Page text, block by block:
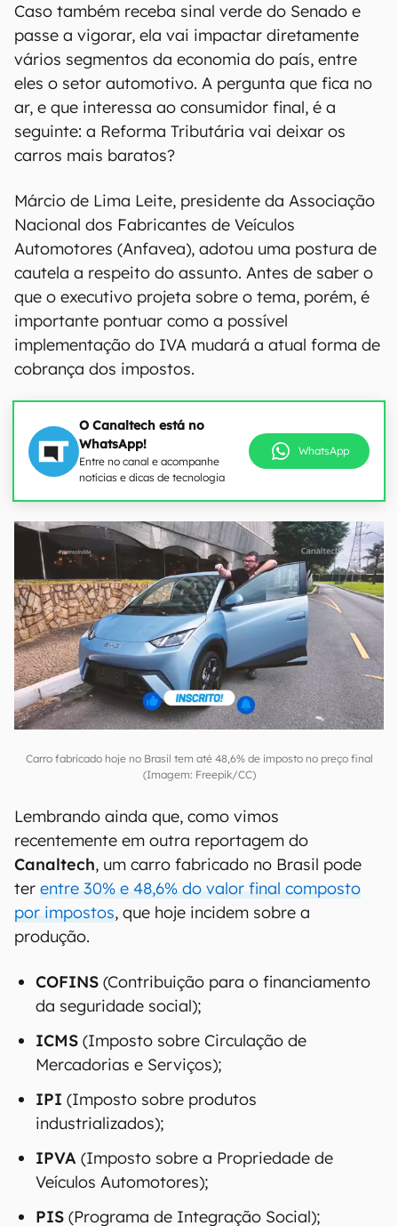
Caso também receba sinal verde do Senado e
passe a vigorar, ela vai impactar diretamente
vários segmentos da economia do país, entre
eles o setor automotivo. A pergunta que fica no
ar, e que interessa ao consumidor final, é a
seguinte: a Reforma Tributária vai deixar os
carros mais baratos?
Márcio de Lima Leite, presidente da Associação
Nacional dos Fabricantes de Veículos
Automotores (Anfavea), adotou uma postura de
cautela a respeito do assunto. Antes de saber o
que o executivo projeta sobre o tema, porém, é
importante pontuar como a possível
implementação do IVA mudará a atual forma de
cobrança dos impostos.
O Canaltech está no
WhatsApp!
Entre no canal e acompanhe
notícias e dicas de tecnologia
WhatsApp
Carro fabricado hoje no Brasil tem até 48,6% de imposto no preço final
(Imagem: Freepik/CC)
Lembrando ainda que, como vimos
recentemente em outra reportagem do
Canaltech, um carro fabricado no Brasil pode
ter entre 30% e 48,6% do valor final composto
por impostos, que hoje incidem sobre a
produção.
COFINS (Contribuição para o financiamento
da seguridade social);
ICMS (Imposto sobre Circulação de
Mercadorias e Serviços);
IPI (Imposto sobre produtos
industrializados);
IPVA (Imposto sobre a Propriedade de
Veículos Automotores);
PIS (Programa de Integração Social);